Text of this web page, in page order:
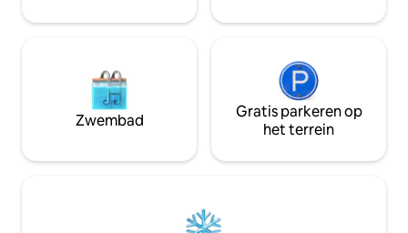
ontmoeten op je levensreis.
Zwembad
Gratis parkeren op
het terrein